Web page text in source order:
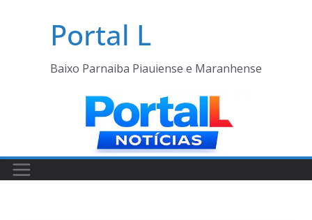
Portal L
Baixo Parnaiba Piauiense e Maranhense